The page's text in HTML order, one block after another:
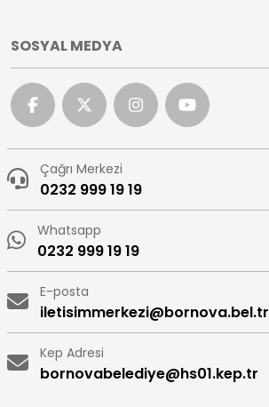
SOSYAL MEDYA
Çağrı Merkezi
0232 999 19 19
Whatsapp
0232 999 19 19
E-posta
iletisimmerkezi@bornova.bel.tr
Kep Adresi
bornovabelediye@hs01.kep.tr